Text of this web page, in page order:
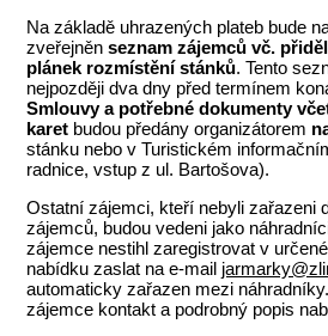
Na základě uhrazených plateb bude
zveřejněnseznam zájemců vč.
plánek rozmístění stánků. Tento
nejpozději dva dny před termínem
Smlouvy a potřebné dokumenty
karet budou předány organizátorem
stánku nebo v Turistickém
radnice, vstup z ul. Bartošova).
Ostatní zájemci, kteří nebyli zařazeni
zájemců, budou vedeni jako
zájemce nestihl zaregistrovat v
nabídku zaslat na e-mail
automaticky zařazen mezi
zájemce kontakt a podrobný popis